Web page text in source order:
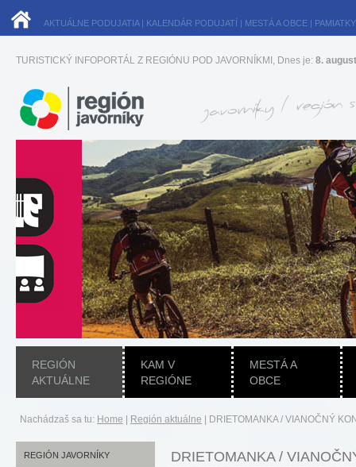
AKTUÁLNE PODUJATIA| KALENDÁR PODUJATÍ | MESTÁ A OBCE | PAMIATKY
TURISTICKÝ INFOPORTÁL Z REGIÓNU POD JAVORNÍKMI, Dnes je: 8.
REGIÓN
AKTUÁLNE
KAM V
REGIÓNE
MESTÁ A
OBCE
Nachádzaš sa tu: Home Región aktuálne DRIETOMANKA / VIANOČNÝ
REGIÓN JAVORNÍKY DRIETOMANKA /